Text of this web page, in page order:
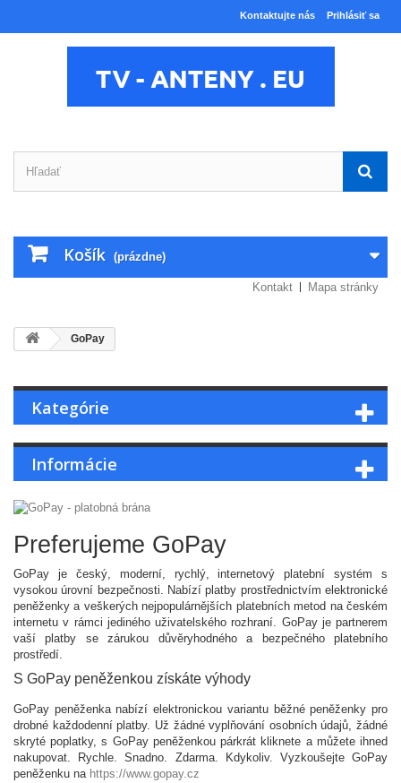
Prihlásiť sa
Kontaktujte nás
Košík (prázdne)
Kontakt Mapa stránky
GoPay
Kategórie
Informácie
Preferujeme GoPay
GoPay je český, moderní, rychlý, internetový platební systém s
vysokou úrovní bezpečnosti. Nabízí platby prostřednictvím elektronické
peněženky a veškerých nejpopulárnějších platebních metod na českém
internetu v rámci jediného uživatelského rozhraní. GoPay je partnerem
vaší platby se zárukou důvěryhodného a bezpečného platebního
prostředí.
S GoPay peněženkou získáte výhody
GoPay peněženka nabízí elektronickou variantu běžné peněženky pro
drobné každodenní platby. Už žádné vyplňování osobních údajů, žádné
skryté poplatky, s GoPay peněženkou párkrát kliknete a můžete ihned
nakupovat. Rychle. Snadno. Zdarma. Kdykoliv. Vyzkoušejte GoPay
peněženku na https://www.gopay.cz